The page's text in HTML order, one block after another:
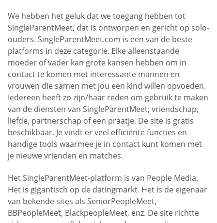
We hebben het geluk dat we toegang hebben tot
SingleParentMeet, dat is ontworpen en gericht op solo-
ouders. SingleParentMeet.com is een van de beste
platforms in deze categorie. Elke alleenstaande
moeder of vader kan grote kansen hebben om in
contact te komen met interessante mannen en
vrouwen die samen met jou een kind willen opvoeden.
Iedereen heeft zo zijn/haar reden om gebruik te maken
van de diensten van SingleParentMeet; vriendschap,
liefde, partnerschap of een praatje. De site is gratis
beschikbaar. Je vindt er veel efficiënte functies en
handige tools waarmee je in contact kunt komen met
je nieuwe vrienden en matches.
Het SingleParentMeet-platform is van People Media.
Het is gigantisch op de datingmarkt. Het is de eigenaar
van bekende sites als SeniorPeopleMeet,
BBPeopleMeet, BlackpeopleMeet, enz. De site richtte